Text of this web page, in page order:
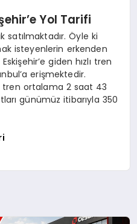
Yol Tarifi
satılmaktadır. Öyle ki
isteyenlerin erkenden
giden hızlı tren
erişmektedir.
tren ortalama 2 saat 43
günümüz itibarıyla 350